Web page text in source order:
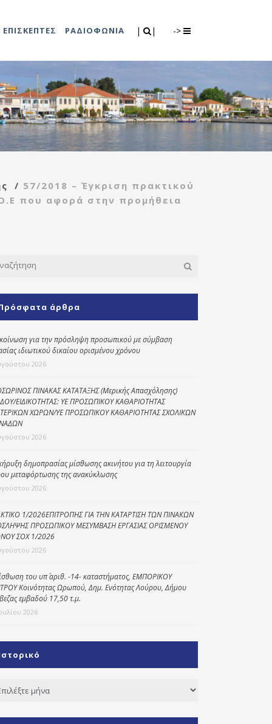
| | ->
Τμήμα Πρόνοιας
Κέντρο
γυναικών
Κέντρο ανοιχτής
Κέντρο κοινότητας
Kοινωνικό
φαρμακείο
Πρόγραμμα
“Βοήθεια στο σπίτι”
Κέντρο Ημερήσιας
Φροντίδας
Ηλικιωμένων
(Κ.Η.Φ.Η.) Πρέβεζας
εκδηλώσεις
ΕΠΙΣΚΕΠΤΕΣ ΡΑΔΙΟΦΩΝΙΑ
/ 57/2018 – Έγκριση πρακτικού
που αφορά στην προμήθεια
άρθρα
για την πρόσληψη προσωπικού με σύμβαση
ιδιωτικού δικαίου ορισμένου χρόνου
2026
ΠΙΝΑΚΑΣ ΚΑΤΑΤΑΞΗΣ (Μερικής Απασχόλησης)
ΕΙΔΙΚΟΤΗΤΑΣ: ΥΕ ΠΡΟΣΩΠΙΚΟΥ ΚΑΘΑΡΙΟΤΗΤΑΣ
ΧΩΡΩΝ/ΥΕ ΠΡΟΣΩΠΙΚΟΥ ΚΑΘΑΡΙΟΤΗΤΑΣ ΣΧΟΛΙΚΩΝ
2026
δημοπρασίας μίσθωσης ακινήτου για τη λειτουργία
μεταφόρτωσης της ανακύκλωσης
2026
1/2026ΕΠΙΤΡΟΠΗΣ ΓΙΑ ΤΗΝ ΚΑΤΑΡΤΙΣΗ ΤΩΝ ΠΙΝΑΚΩΝ
ΠΡΟΣΩΠΙΚΟΥ ΜΕΣΥΜΒΑΣΗ ΕΡΓΑΣΙΑΣ ΟΡΙΣΜΕΝΟΥ
ΣΟΧ 1/2026
2026
του υπ΄ αριθ. -14- καταστήματος, ΕΜΠΟΡΙΚΟΥ
Κοινότητας Ωρωπού, Δημ. Ενότητας Λούρου, Δήμου
εμβαδού 17,50 τ.μ.
2026